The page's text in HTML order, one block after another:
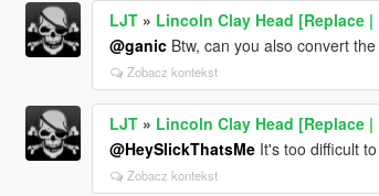
LJT» Lincoln Clay Head [Replace
@ganicBtw, can you also convert the
Zobacz kontekst
LJT» Lincoln Clay Head [Replace
@HeySlickThatsMeIt's too difficult
Zobacz kontekst